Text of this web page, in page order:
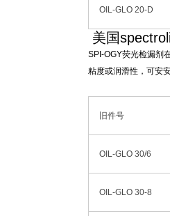
OIL-GLO 20-D
美国
SPI-OGY荧光检漏剂
粘度或润滑性，可安
旧件号
OIL-GLO 30/6
OIL-GLO 30-8